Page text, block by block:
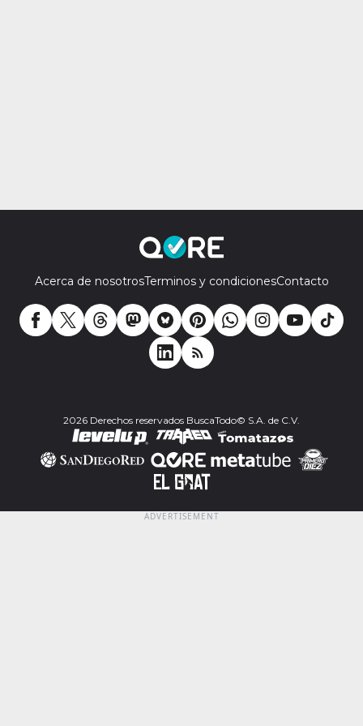
Acerca de nosotrosTerminos y condicionesContacto
2026 Derechos reservados BuscaTodo© S.A. de C.V.